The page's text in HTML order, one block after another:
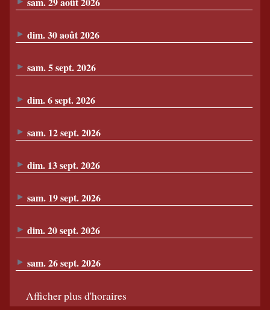
dim. 30 août 2026
sam. 5 sept. 2026
dim. 6 sept. 2026
sam. 12 sept. 2026
dim. 13 sept. 2026
sam. 19 sept. 2026
dim. 20 sept. 2026
sam. 26 sept. 2026
Afficher plus d'horaires